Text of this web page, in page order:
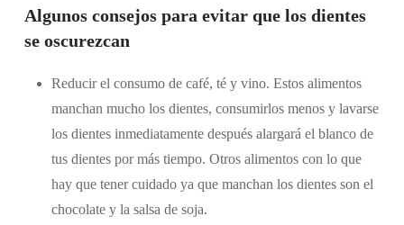
Algunos consejos para evitar que los dientes
se oscurezcan
Reducir el consumo de café, té y vino. Estos alimentos
manchan mucho los dientes, consumirlos menos y lavarse
los dientes inmediatamente después alargará el blanco de
tus dientes por más tiempo. Otros alimentos con lo que
hay que tener cuidado ya que manchan los dientes son el
chocolate y la salsa de soja.